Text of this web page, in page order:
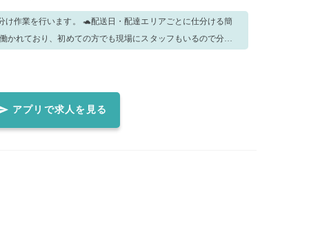
け作業を行います。 🐢配送日・配達エリアごとに仕分ける簡
かれており、初めての方でも現場にスタッフもいるので分か
）お電話が無かった場合は無効と致します。 お電話をいただ
無
不可とさせて頂きます ・事前連絡がなく欠勤された場合は、
出来ない時間帯もございます。） 【締め切り】前日21:00まで
みの募集とさせていただきます。
お仕事がございます＊。 複数日、勤務してい
アプリで求人を見る